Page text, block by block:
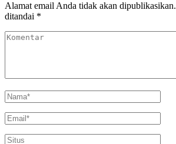
Alamat email Anda tidak akan dipublikasikan.
ditandai *